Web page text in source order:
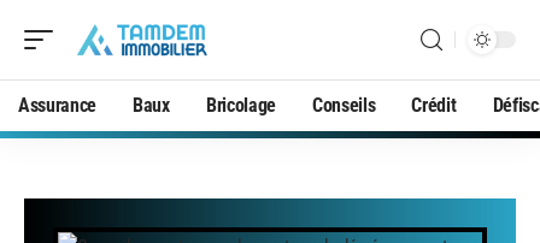
Assurance Baux Bricolage Conseils Crédit